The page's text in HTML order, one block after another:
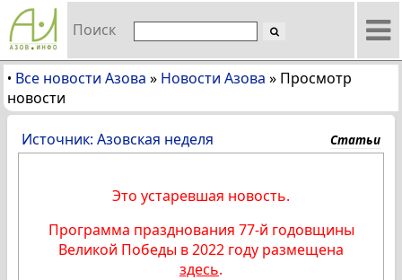
Поиск
• Все новости Азова » Новости Азова » Просмотр
новости
Источник: Азовская неделя Статьи
Это устаревшая новость.
Программа празднования 77-й годовщины
Великой Победы в 2022 году размещена
здесь.